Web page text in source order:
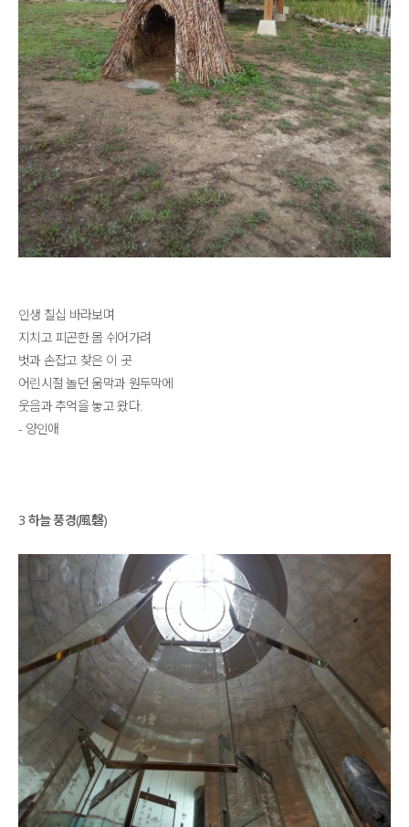
인생 칠십 바라보며
지치고 피곤한 몸 쉬어가려
벗과 손잡고 찾은 이 곳
어린시절 놀던 움막과 원두막에
웃음과 추억을 놓고 왔다.
- 양인애
3 하늘 풍경(風磬)